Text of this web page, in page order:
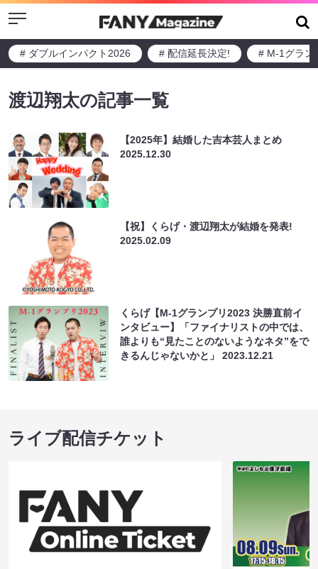
Menu
# ダブルインパクト2026 # 配信延長決定! # M-1グラン
渡辺翔太の記事一覧
【2025年】結婚した吉本芸人まとめ
2025.12.30
【祝】くらげ・渡辺翔太が結婚を発表!
2025.02.09
くらげ【M-1グランプリ2023 決勝直前イ
ンタビュー】「ファイナリストの中では、
誰よりも“見たことのないようなネタ”をで
きるんじゃないかと」2023.12.21
ライブ配信チケット